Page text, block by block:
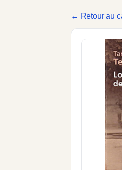
← Retour au